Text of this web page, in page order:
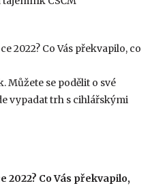
2022? Co Vás překvapilo, co
Můžete se podělit o své
vypadat trh s cihlářskými
2022? Co Vás překvapilo,